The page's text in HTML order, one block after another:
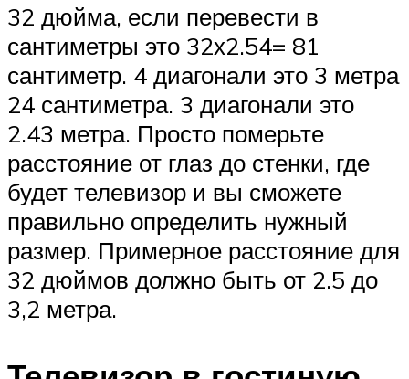
32 дюйма, если перевести в
сантиметры это 32х2.54= 81
сантиметр. 4 диагонали это 3 метра
24 сантиметра. 3 диагонали это
2.43 метра. Просто померьте
расстояние от глаз до стенки, где
будет телевизор и вы сможете
правильно определить нужный
размер. Примерное расстояние для
32 дюймов должно быть от 2.5 до
3,2 метра.